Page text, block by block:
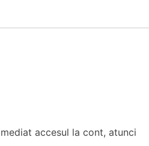
accesul la cont, atunci